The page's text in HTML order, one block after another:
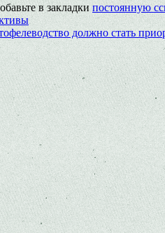
в закладки постоянную
должно стать